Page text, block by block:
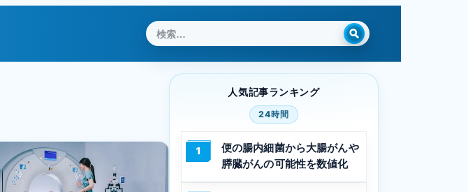
検
人気記事ランキング
24時間
1
便の腸内細菌から大腸がんや
膵臓がんの可能性を数値化